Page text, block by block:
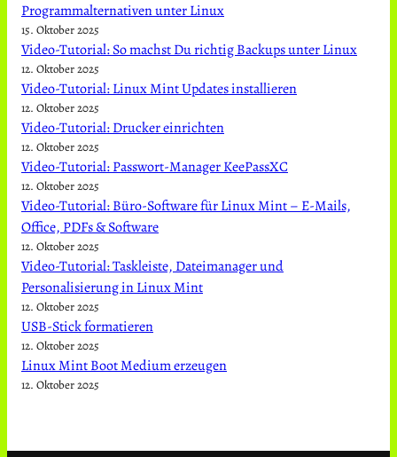
Programmalternativen unter Linux
15. Oktober 2025
Video-Tutorial: So machst Du richtig Backups unter Linux
12. Oktober 2025
Video-Tutorial: Linux Mint Updates installieren
12. Oktober 2025
Video-Tutorial: Drucker einrichten
12. Oktober 2025
Video-Tutorial: Passwort-Manager KeePassXC
12. Oktober 2025
Video-Tutorial: Büro-Software für Linux Mint – E-Mails,
Office, PDFs & Software
12. Oktober 2025
Video-Tutorial: Taskleiste, Dateimanager und
Personalisierung in Linux Mint
12. Oktober 2025
USB-Stick formatieren
12. Oktober 2025
Linux Mint Boot Medium erzeugen
12. Oktober 2025